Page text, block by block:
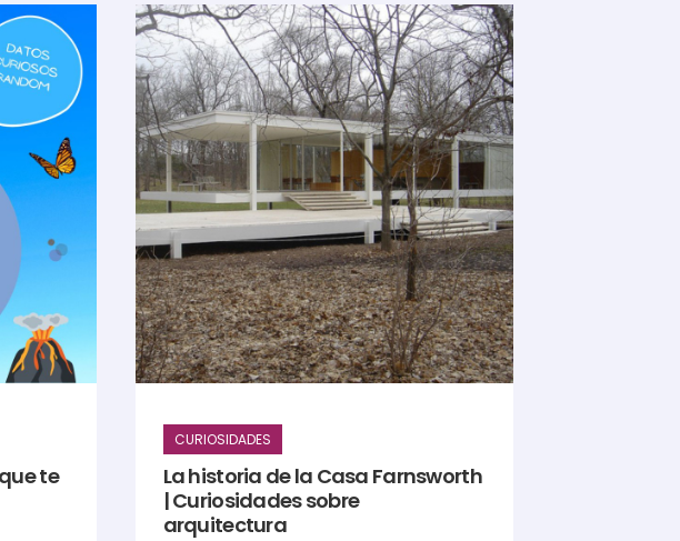
te
CURIOSIDADES
La historia de la Casa Farnsworth
| Curiosidades sobre
arquitectura